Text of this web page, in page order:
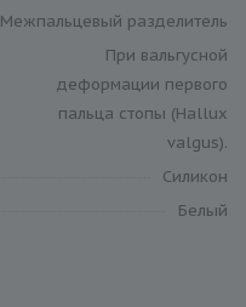
Межпальцевый разделитель
При вальгусной
деформации первого
пальца стопы (Hallux
valgus).
Силикон
Белый